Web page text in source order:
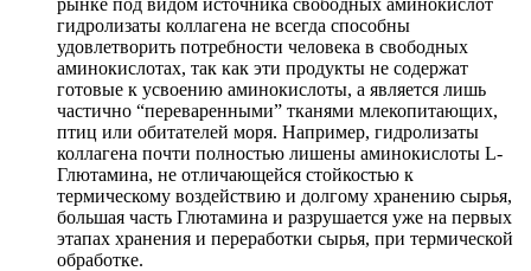
гидролизаты коллагена не всегда способны
удовлетворить потребности человека в свободных
аминокислотах, так как эти продукты не содержат
готовые к усвоению аминокислоты, а является лишь
частично “переваренными” тканями млекопитающих,
птиц или обитателей моря. Например, гидролизаты
коллагена почти полностью лишены аминокислоты L-
Глютамина, не отличающейся стойкостью к
термическому воздействию и долгому хранению сырья,
большая часть Глютамина и разрушается уже на первых
этапах хранения и переработки сырья, при термической
обработке.